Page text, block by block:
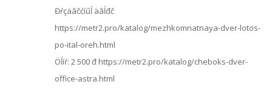
Đŕçäâčćíűĺ äâĺđč
https://metr2.pro/katalog/mezhkomnatnaya-dver-lotos-
po-ital-oreh.html
Öĺíŕ: 2 500 đ https://metr2.pro/katalog/cheboks-dver-
office-astra.html